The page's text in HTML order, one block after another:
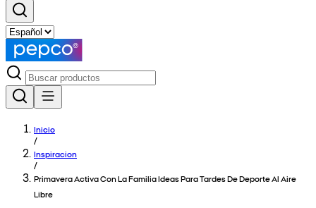
Inicio
/
Inspiracion
/
Primavera Activa Con La Familia Ideas Para Tardes De Deporte Al Aire
Libre